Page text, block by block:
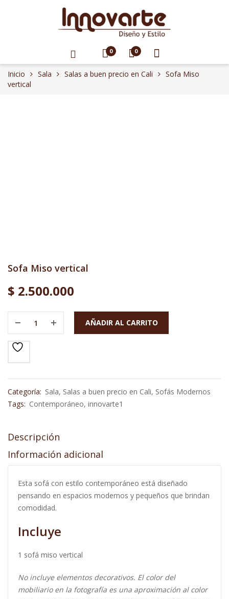
0 0
Inicio Sala Salas a buen precio en Cali
Sofa Miso
vertical
Sofa Miso vertical
$ 2.500.000
AÑADIR AL CARRITO
Categoría: Sala, Salas a buen precio en Cali, Sofás Modernos
Tags: Contemporáneo, innovarte1
Descripción
Información adicional
Esta sofá con estilo contemporáneo está diseñado
pensando en espacios modernos y pequeños que brindan
comodidad.
Incluye
1 sofá miso vertical
No incluye elementos decorativos. El color del
mobiliario en la fotografía es una aproximación al color